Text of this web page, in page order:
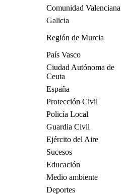
Comunidad Valenciana
Galicia
Región de Murcia
País Vasco
Ciudad Autónoma de
Ceuta
España
Protección Civil
Policía Local
Guardia Civil
Ejército del Aire
Sucesos
Educación
Medio ambiente
Deportes